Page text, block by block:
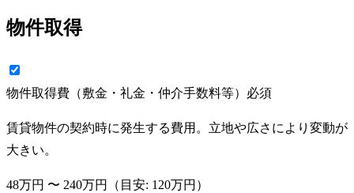
物件取得
物件取得費（敷金・礼金・仲介手数料等） 必須
賃貸物件の契約時に発生する費用。立地や広さにより変動が
大きい。
48万円 〜 240万円 （目安: 120万円 ）